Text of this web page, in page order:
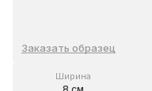
Заказать образец
Ширина